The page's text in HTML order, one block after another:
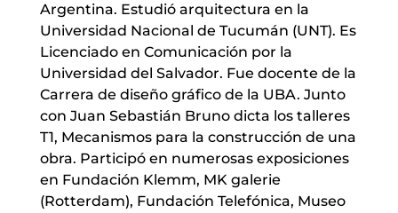
Argentina. Estudió arquitectura en la
Universidad Nacional de Tucumán (UNT). Es
Licenciado en Comunicación por la
Universidad del Salvador. Fue docente de la
Carrera de diseño gráfico de la UBA. Junto
con Juan Sebastián Bruno dicta los talleres
T1, Mecanismos para la construcción de una
obra. Participó en numerosas exposiciones
en Fundación Klemm, MK galerie
(Rotterdam), Fundación Telefónica, Museo